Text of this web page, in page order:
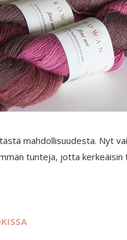
mahdollisuudesta. Nyt
tunteja, jotta kerkeäisin